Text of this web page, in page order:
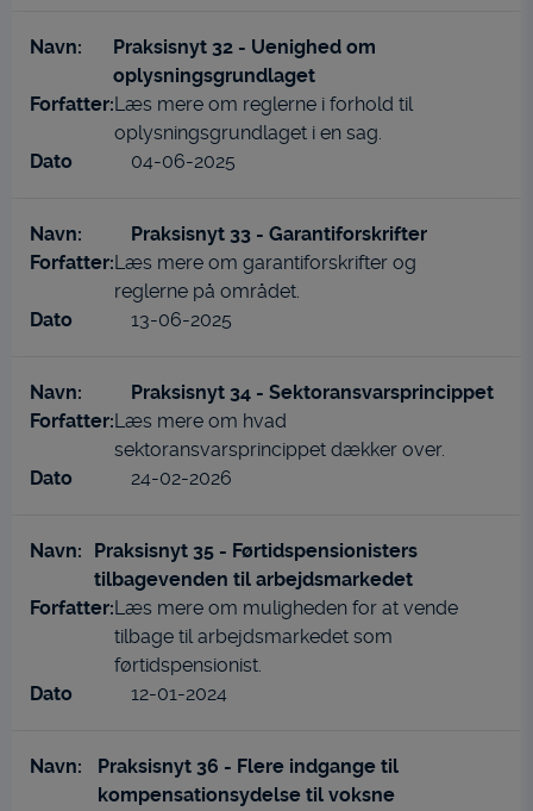
Praksisnyt 32 - Uenighed om
oplysningsgrundlaget
Læs mere om reglerne i forhold til
oplysningsgrundlaget i en sag.
04-06-2025
Praksisnyt 33 - Garantiforskrifter
Læs mere om garantiforskrifter og
reglerne på området.
13-06-2025
Praksisnyt 34 - Sektoransvarsprincippet
Læs mere om hvad
sektoransvarsprincippet dækker over.
24-02-2026
Praksisnyt 35 - Førtidspensionisters
tilbagevenden til arbejdsmarkedet
Læs mere om muligheden for at vende
tilbage til arbejdsmarkedet som
førtidspensionist.
12-01-2024
Praksisnyt 36 - Flere indgange til
kompensationsydelse til voksne